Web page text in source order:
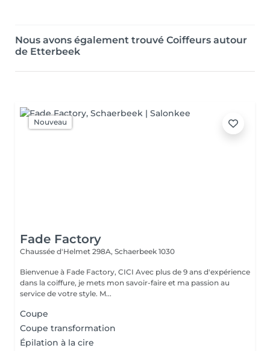
Nous avons également trouvé Coiffeurs autour
de Etterbeek
Nouveau
Fade Factory
Chaussée d'Helmet 298A, Schaerbeek 1030
Bienvenue à Fade Factory, CICI Avec plus de 9 ans d'expérience
dans la coiffure, je mets mon savoir-faire et ma passion au
service de votre style. M...
Coupe
Coupe transformation
Épilation à la cire